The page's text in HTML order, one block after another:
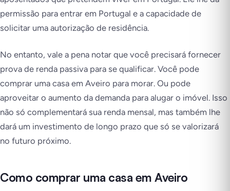
permissão para entrar em Portugal e a capacidade de
solicitar uma autorização de residência.
No entanto, vale a pena notar que você precisará fornecer
prova de renda passiva para se qualificar. Você pode
comprar uma casa em Aveiro para morar. Ou pode
aproveitar o aumento da demanda para alugar o imóvel. Isso
não só complementará sua renda mensal, mas também lhe
dará um investimento de longo prazo que só se valorizará
no futuro próximo.
Como comprar uma casa em Aveiro